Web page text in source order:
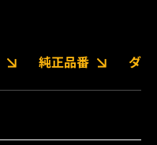
純正品番 ダ